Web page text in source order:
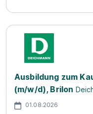
Ausbildung zum
(m/w/d), Brilon
01.08.2026